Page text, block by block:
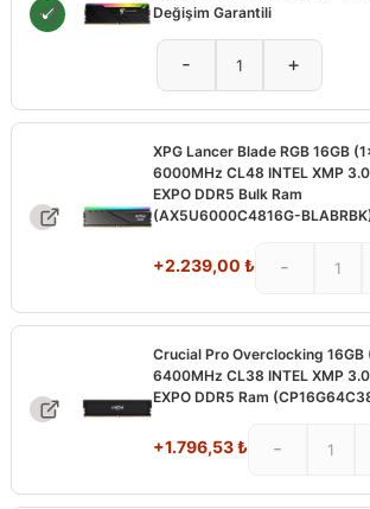
Değişim Garantili
- +
XPG Lancer Blade RGB 16GB
6000MHz CL48 INTEL XMP
EXPO DDR5 Bulk Ram
(AX5U6000C4816G-
+2.239,00 ₺ -
Crucial Pro Overclocking 16GB
6400MHz CL38 INTEL XMP
EXPO DDR5 Ram
+1.796,53₺ -